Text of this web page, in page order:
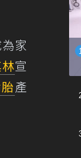
家
宣
產